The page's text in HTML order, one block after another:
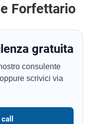
Forfettario
gratuita
consulente
scrivici via